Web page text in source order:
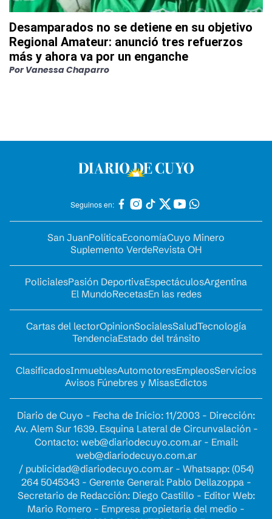
Desamparados no se detiene en su objetivo
Regional Amateur: anunció tres refuerzos
más y ahora va por un enganche
Por Vanessa Chaparro
Seguinos en:
San JuanPolíticaEconomíaCuyo Minero
Suplemento VerdeRevista OH
PolicialesPasión DeportivaEspectáculosArgentina
El MundoRecetasEn las redes
Cartas del lectorOpinionSocialesSaludTecnología
TendenciaEstado del tránsito
ClasificadosInmueblesAutomotoresEmpleosServicios
Avisos Fúnebres y MisasEdictos
Diario de Cuyo - Fecha de Inicio: 11/2003 - Dirección:
Av. Alem Sur 1639. Esquina Lateral de Circunvalación -
Contacto: web@diariodecuyo.com.ar- Email:
web@diariodecuyo.com.ar
/ publicidad@diariodecuyo.com.ar- Whatsapp: (054)
264 5045343 - Gerente General: Pablo Dellazoppa -
Secretario de Redacción: Diego Castillo - Editor Web:
Mario Romero - Empresa propietaria del medio -